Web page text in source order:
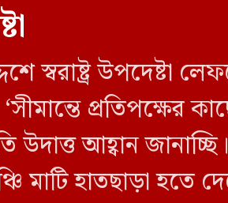
স্বরাষ্ট্র উপদেষ্টা
প্রতিপক্ষের
আহ্বান
হাতছাড়া হতে